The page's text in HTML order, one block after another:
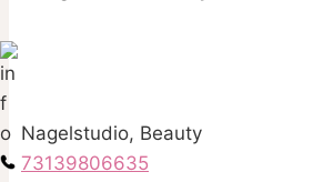
Nagelstudio, Beauty
73139806635